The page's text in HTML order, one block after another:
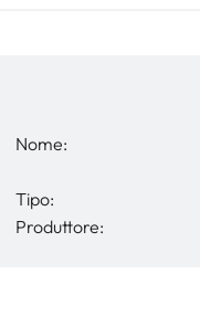
Nome:
Tipo:
Produttore: